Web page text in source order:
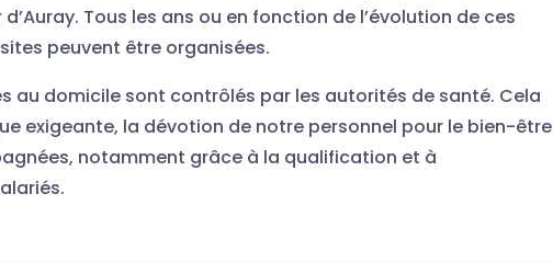
Tous les ans ou en fonction de l’évolution de ces
peuvent être organisées.
au domicile sont contrôlés par les autorités de santé. Cela
exigeante, la dévotion de notre personnel pour le bien-être
notamment grâce à la qualification et à